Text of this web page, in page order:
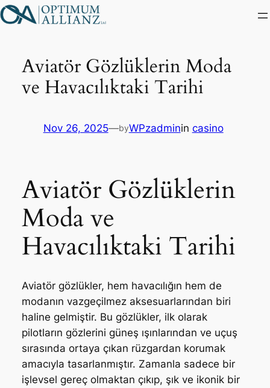
Skip
to
Aviatör Gözlüklerin Moda
ve Havacılıktaki Tarihi
Nov 26, 2025—byWPzadminin casino
Aviatör Gözlüklerin
Moda ve
Havacılıktaki Tarihi
Aviatör gözlükler, hem havacılığın hem de
modanın vazgeçilmez aksesuarlarından biri
haline gelmiştir. Bu gözlükler, ilk olarak
pilotların gözlerini güneş ışınlarından ve uçuş
sırasında ortaya çıkan rüzgardan korumak
amacıyla tasarlanmıştır. Zamanla sadece bir
işlevsel gereç olmaktan çıkıp, şık ve ikonik bir